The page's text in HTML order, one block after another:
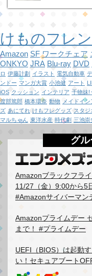
けものフレ
Amazon SF ワークチェア
ONKYO JRA Blu-ray DVD
ロ 伊藤計劃 イラスト 電気自動車
ンドー マンガ大賞 小池健 アート
iOS クッション インテリア 干物妹!
渡部篤郎 橋本環奈 動物 メイドイン
ズ あにてれ けもフレグッズ スタジ
マルちゃん 東洋水産 時代劇 三池崇
グ
Amazonブラックフラ
11/27（金）9:00から5
#Amazonサイバーマン
Amazonプライムデー
まで！ #プライムデー
UEFI（BIOS）は起動
い！セキュアブート